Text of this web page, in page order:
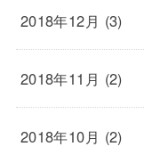
2018年12月 (3)
2018年11月 (2)
2018年10月 (2)